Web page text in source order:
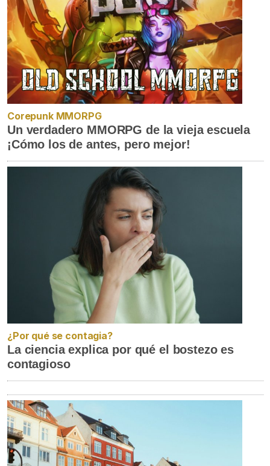
Corepunk MMORPG
Un verdadero MMORPG de la vieja escuela
¡Cómo los de antes, pero mejor!
¿Por qué se contagia?
La ciencia explica por qué el bostezo es
contagioso